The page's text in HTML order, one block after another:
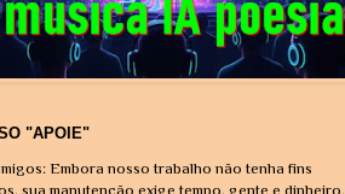
"APOIE"
Embora nosso trabalho não tenha fins
sua manutenção exige tempo, gente e dinheiro.